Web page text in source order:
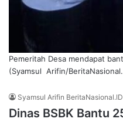
Pemeritah Desa mendapat
(Syamsul Arifin/
Syamsul Arifin BeritaNasional.ID
Dinas BSBK Bantu